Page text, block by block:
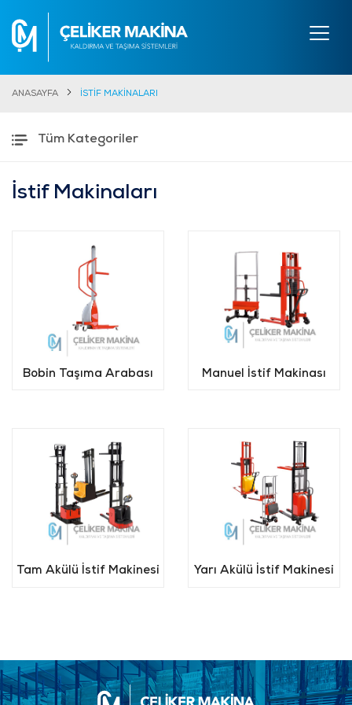
ANASAYFA İSTİF MAKİNALARI
Tüm Kategoriler
İstif Makinaları
Bobin Taşıma Arabası Manuel İstif Makinası
Tam Akülü İstif Makinesi Yarı Akülü İstif Makinesi